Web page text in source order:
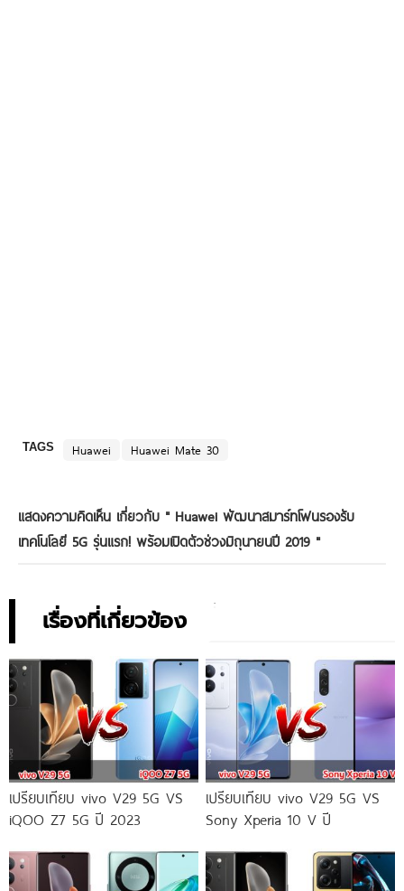
TAGS Huawei Huawei Mate 30
แสดงความคิดเห็น เกี่ยวกับ " Huawei พัฒนาสมาร์ทโฟนรองรับ
เทคโนโลยี 5G รุ่นแรก! พร้อมเปิดตัวช่วงมิถุนายนปี 2019 "
เรื่องที่เกี่ยวข้อง
เปรียบเทียบ vivo V29 5G VS
iQOO Z7 5G ปี 2023
เปรียบเทียบ vivo V29 5G VS
Sony Xperia 10 V ปี